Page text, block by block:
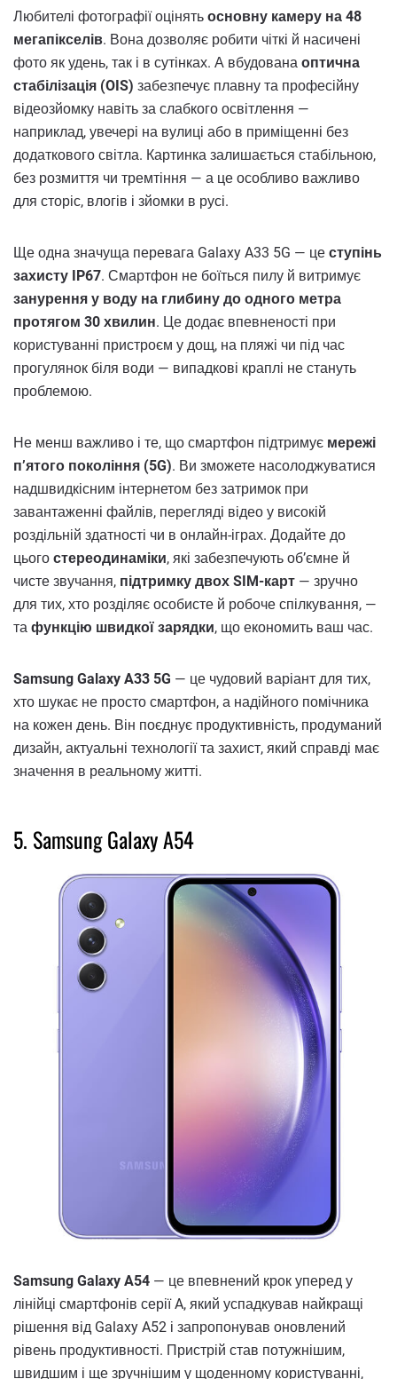
Любителі фотографії оцінять основну камеру на 48
мегапікселів. Вона дозволяє робити чіткі й насичені
фото як удень, так і в сутінках. А вбудована оптична
стабілізація (OIS) забезпечує плавну та професійну
відеозйомку навіть за слабкого освітлення —
наприклад, увечері на вулиці або в приміщенні без
додаткового світла. Картинка залишається стабільною,
без розмиття чи тремтіння — а це особливо важливо
для сторіс, влогів і зйомки в русі.
Ще одна значуща перевага Galaxy A33 5G — це ступінь
захисту IP67. Смартфон не боїться пилу й витримує
занурення у воду на глибину до одного метра
протягом 30 хвилин. Це додає впевненості при
користуванні пристроєм у дощ, на пляжі чи під час
прогулянок біля води — випадкові краплі не стануть
проблемою.
Не менш важливо і те, що смартфон підтримує мережі
п’ятого покоління (5G). Ви зможете насолоджуватися
надшвидкісним інтернетом без затримок при
завантаженні файлів, перегляді відео у високій
роздільній здатності чи в онлайн-іграх. Додайте до
цього стереодинаміки, які забезпечують об’ємне й
чисте звучання, підтримку двох SIM-карт — зручно
для тих, хто розділяє особисте й робоче спілкування, —
та функцію швидкої зарядки, що економить ваш час.
Samsung Galaxy A33 5G — це чудовий варіант для тих,
хто шукає не просто смартфон, а надійного помічника
на кожен день. Він поєднує продуктивність, продуманий
дизайн, актуальні технології та захист, який справді має
значення в реальному житті.
5. Samsung Galaxy A54
Samsung Galaxy A54 — це впевнений крок уперед у
лінійці смартфонів серії A, який успадкував найкращі
рішення від Galaxy A52 і запропонував оновлений
рівень продуктивності. Пристрій став потужнішим,
швидшим і ще зручнішим у щоденному користуванні,